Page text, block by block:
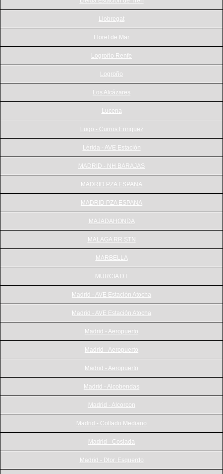
Llobregat
Lloret de Mar
Logroño Renfe
Logroño
Los Alcázares
Lucena
Lugo - Curros Enriquez
Lérida - AVE Estación
MADRID - NH BARAJAS
MADRID PZA ESPANA
MADRID PZA ESPANA
MAJADAHONDA
MALAGA RR STN
MARBELLA
MURCIA DT
Madrid - AVE Estación Atocha
Madrid - AVE Estación Atocha
Madrid - Aeropuerto
Madrid - Aeropuerto
Madrid - Aeropuerto
Madrid - Alcobendas
Madrid - Alcorcon
Madrid - Collado Mediano
Madrid - Coslada
Madrid - Dtor. Esquerdo